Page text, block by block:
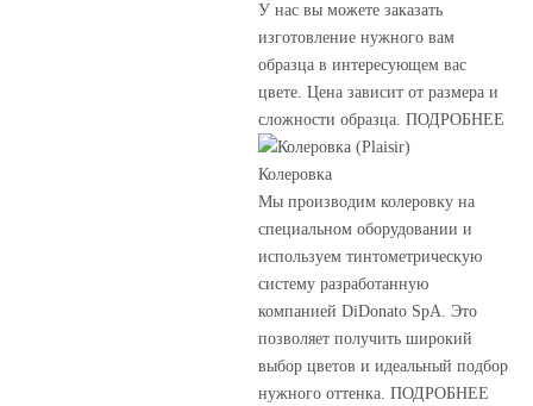
У нас вы можете заказать
изготовление нужного вам
образца в интересующем вас
цвете. Цена зависит от размера и
сложности образца. ПОДРОБНЕЕ
Колеровка
Мы производим колеровку на
специальном оборудовании и
используем тинтометрическую
систему разработанную
компанией DiDonato SpA. Это
позволяет получить широкий
выбор цветов и идеальный подбор
нужного оттенка. ПОДРОБНЕЕ